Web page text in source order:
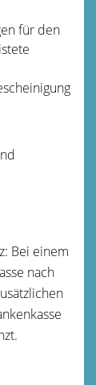
für den
Bei einem
nach